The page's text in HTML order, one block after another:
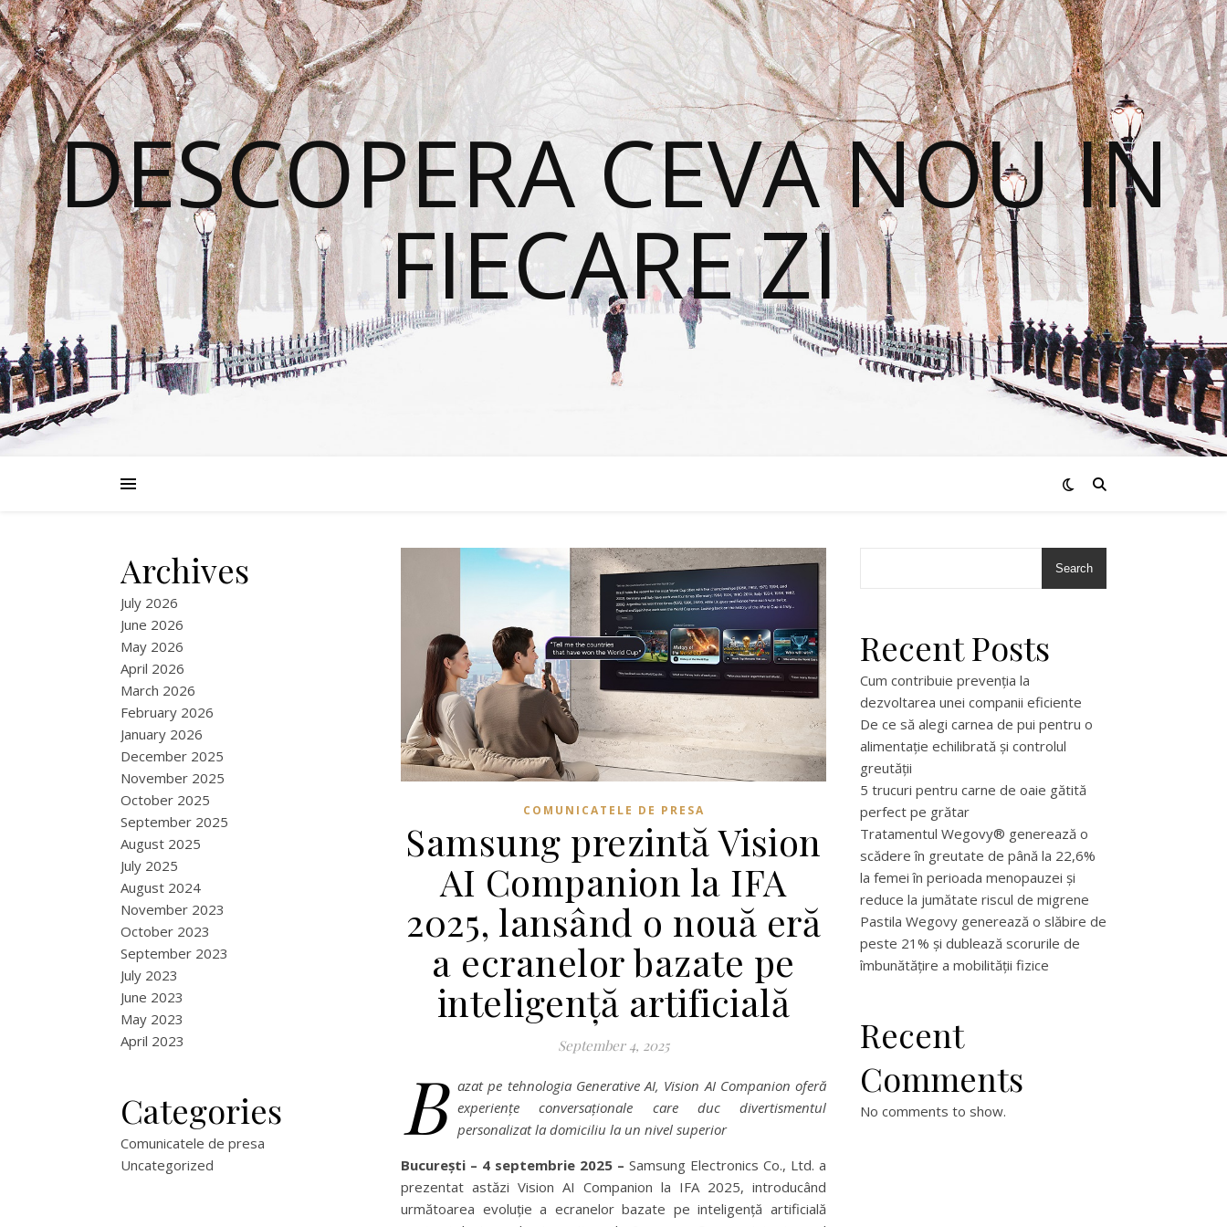
DESCOPERA CEVA NOU IN
FIECARE ZI
Archives
July 2026
June 2026
May 2026
April 2026
March 2026
February 2026
January 2026
December 2025
November 2025
October 2025
September 2025
August 2025
July 2025
August 2024
November 2023
October 2023
September 2023
July 2023
June 2023
May 2023
April 2023
Categories
Comunicatele de presa
Uncategorized
COMUNICATELE DE PRESA
Samsung prezintă Vision
AI Companion la IFA
2025, lansând o nouă eră
a ecranelor bazate pe
inteligență artificială
September 4, 2025
B azat pe tehnologia Generative AI, Vision AI Companion oferă
experiențe conversaționale care duc divertismentul
personalizat la domiciliu la un nivel superior
București – 4 septembrie 2025 – Samsung Electronics Co., Ltd. a
prezentat astăzi Vision AI Companion la IFA 2025, introducând
următoarea evoluție a ecranelor bazate pe inteligență artificială
Search
Recent Posts
Cum contribuie prevenția la
dezvoltarea unei companii eficiente
De ce să alegi carnea de pui pentru o
alimentație echilibrată și controlul
greutății
5 trucuri pentru carne de oaie gătită
perfect pe grătar
Tratamentul Wegovy® generează o
scădere în greutate de până la 22,6%
la femei în perioada menopauzei și
reduce la jumătate riscul de migrene
Pastila Wegovy generează o slăbire de
peste 21% și dublează scorurile de
îmbunătățire a mobilității fizice
Recent
Comments
No comments to show.